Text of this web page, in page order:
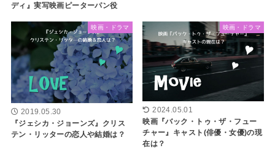
ディ』実写映画ピーターパン役
映画・ドラマ
2019.05.30
『ジェシカ・ジョーンズ』クリス
テン・リッターの恋人や結婚は？
映画・ドラマ
2024.05.01
映画『バック・トゥ・ザ・フュー
チャー』キャスト(俳優・女優)の現
在は？